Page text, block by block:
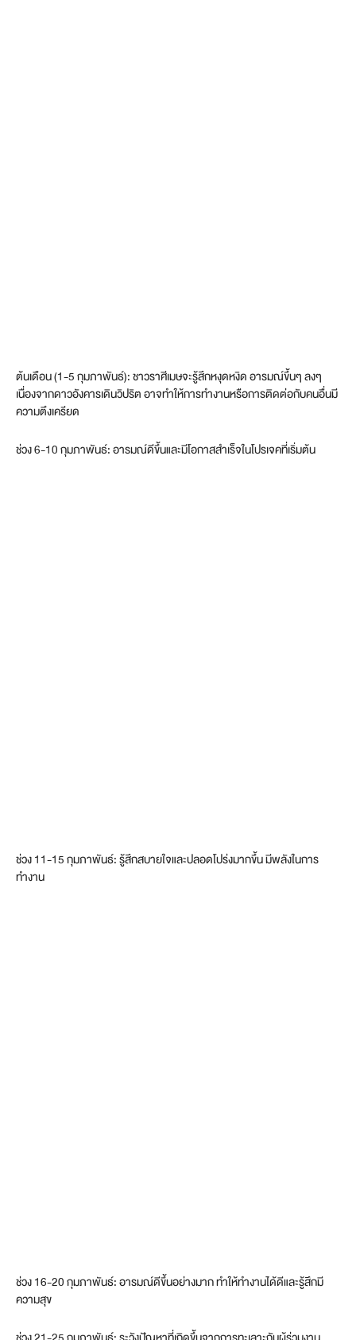
ต้นเดือน (1-5 กุมภาพันธ์): ชาวราศีเมษจะรู้สึกหงุดหงิด อารมณ์ขึ้นๆ ลงๆ
เนื่องจากดาวอังคารเดินวิปริต อาจทำให้การทำงานหรือการติดต่อกับคนอื่นมี
ความตึงเครียด
ช่วง 6-10 กุมภาพันธ์: อารมณ์ดีขึ้นและมีโอกาสสำเร็จในโปรเจคที่เริ่มต้น
ช่วง 11-15 กุมภาพันธ์: รู้สึกสบายใจและปลอดโปร่งมากขึ้น มีพลังในการ
ทำงาน
ช่วง 16-20 กุมภาพันธ์: อารมณ์ดีขึ้นอย่างมาก ทำให้ทำงานได้ดีและรู้สึกมี
ความสุข